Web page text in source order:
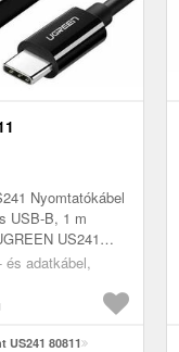
Nyomtatókábel
USB-B, 1 m
US241
ideális választás
akik
gy...
és adatkábel,
US241 80811